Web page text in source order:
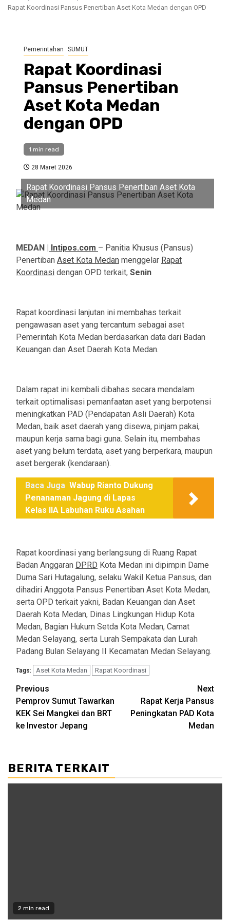
Rapat Koordinasi Pansus Penertiban Aset Kota Medan dengan OPD
Pemerintahan SUMUT
Rapat Koordinasi
Pansus Penertiban
Aset Kota Medan
dengan OPD
1 min read
28 Maret 2026
Rapat Koordinasi Pansus Penertiban Aset Kota
Medan
MEDAN | Intipos.com – Panitia Khusus (Pansus)
Penertiban Aset Kota Medan menggelar Rapat
Koordinasi dengan OPD terkait, Senin
Rapat koordinasi lanjutan ini membahas terkait
pengawasan aset yang tercantum sebagai aset
Pemerintah Kota Medan berdasarkan data dari Badan
Keuangan dan Aset Daerah Kota Medan.
Dalam rapat ini kembali dibahas secara mendalam
terkait optimalisasi pemanfaatan aset yang berpotensi
meningkatkan PAD (Pendapatan Asli Daerah) Kota
Medan, baik aset daerah yang disewa, pinjam pakai,
maupun kerja sama bagi guna. Selain itu, membahas
aset yang belum terdata, aset yang berperkara, maupun
aset bergerak (kendaraan).
Baca Juga Wabup Rianto Dukung
Penanaman Jagung di Lapas
Kelas IIA Labuhan Ruku Asahan
Rapat koordinasi yang berlangsung di Ruang Rapat
Badan Anggaran DPRD Kota Medan ini dipimpin Dame
Duma Sari Hutagalung, selaku Wakil Ketua Pansus, dan
dihadiri Anggota Pansus Penertiban Aset Kota Medan,
serta OPD terkait yakni, Badan Keuangan dan Aset
Daerah Kota Medan, Dinas Lingkungan Hidup Kota
Medan, Bagian Hukum Setda Kota Medan, Camat
Medan Selayang, serta Lurah Sempakata dan Lurah
Padang Bulan Selayang II Kecamatan Medan Selayang.
Tags: Aset Kota Medan Rapat Koordinasi
Post
navigation
Previous
Pemprov Sumut Tawarkan
KEK Sei Mangkei dan BRT
ke Investor Jepang
Next
Rapat Kerja Pansus
Peningkatan PAD Kota
Medan
BERITA TERKAIT
2 min read